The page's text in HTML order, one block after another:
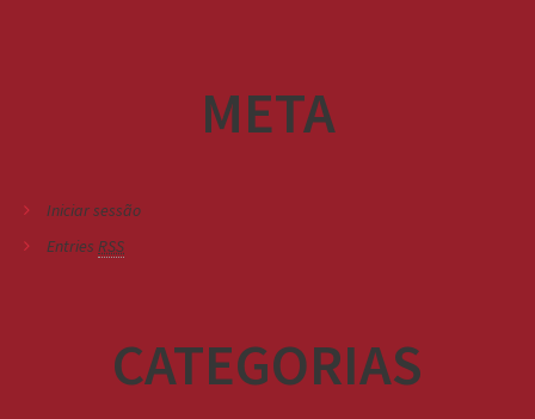
META
Iniciar sessão
Entries RSS
CATEGORIAS